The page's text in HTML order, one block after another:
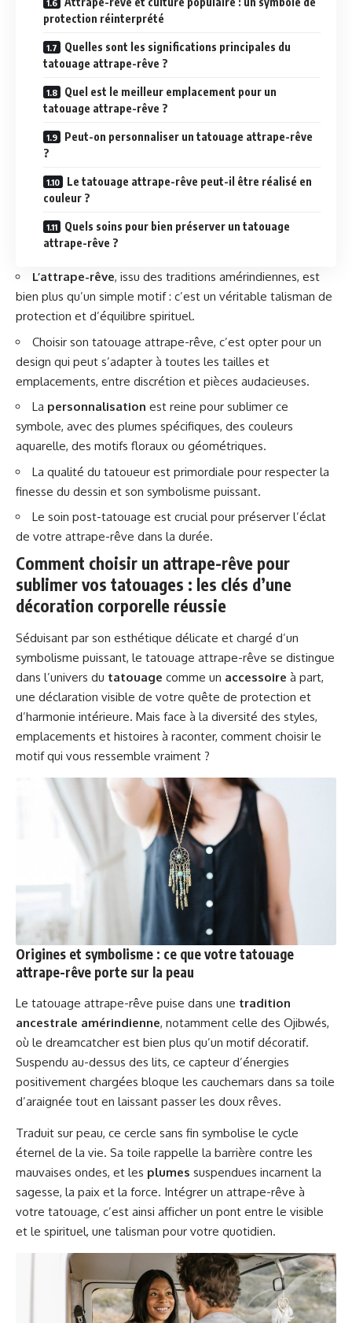
protection réinterprété
Quelles sont les significations principales du
tatouage attrape-rêve ?
Quel est le meilleur emplacement pour un
tatouage attrape-rêve ?
Peut-on personnaliser un tatouage attrape-rêve
?
Le tatouage attrape-rêve peut-il être réalisé en
couleur ?
Quels soins pour bien préserver un tatouage
attrape-rêve ?
L’attrape-rêve, issu des traditions amérindiennes, est
bien plus qu’un simple motif : c’est un véritable talisman de
protection et d’équilibre spirituel.
Choisir son tatouage attrape-rêve, c’est opter pour un
design qui peut s’adapter à toutes les tailles et
emplacements, entre discrétion et pièces audacieuses.
La personnalisation est reine pour sublimer ce
symbole, avec des plumes spécifiques, des couleurs
aquarelle, des motifs floraux ou géométriques.
La qualité du tatoueur est primordiale pour respecter la
finesse du dessin et son symbolisme puissant.
Le soin post-tatouage est crucial pour préserver l’éclat
de votre attrape-rêve dans la durée.
Comment choisir un attrape-rêve pour
sublimer vos tatouages : les clés d’une
décoration corporelle réussie
Séduisant par son esthétique délicate et chargé d’un
symbolisme puissant, le tatouage attrape-rêve se distingue
dans l’univers du tatouage comme un accessoire à part,
une déclaration visible de votre quête de protection et
d’harmonie intérieure. Mais face à la diversité des styles,
emplacements et histoires à raconter, comment choisir le
motif qui vous ressemble vraiment ?
Origines et symbolisme : ce que votre tatouage
attrape-rêve porte sur la peau
Le tatouage attrape-rêve puise dans une tradition
ancestrale amérindienne, notamment celle des Ojibwés,
où le dreamcatcher est bien plus qu’un motif décoratif.
Suspendu au-dessus des lits, ce capteur d’énergies
positivement chargées bloque les cauchemars dans sa toile
d’araignée tout en laissant passer les doux rêves.
Traduit sur peau, ce cercle sans fin symbolise le cycle
éternel de la vie. Sa toile rappelle la barrière contre les
mauvaises ondes, et les plumes suspendues incarnent la
sagesse, la paix et la force. Intégrer un attrape-rêve à
votre tatouage, c’est ainsi afficher un pont entre le visible
et le spirituel, une talisman pour votre quotidien.